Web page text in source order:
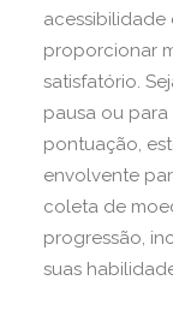
proporcionar
satisfatório.
pausa ou
pontuação,
envolvente
coleta de
progressão,
suas